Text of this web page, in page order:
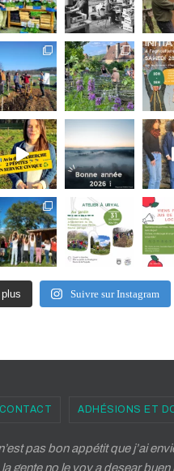
Suivre sur Instagram
CONTACT ADHÉSIONS ET
pas bon appétit que j’ai
gente no le voy a desear